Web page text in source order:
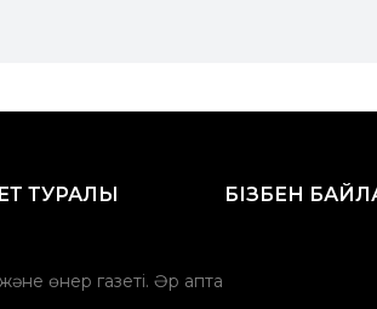
ТУРАЛЫ БІЗБЕН
өнер газеті. Әр апта